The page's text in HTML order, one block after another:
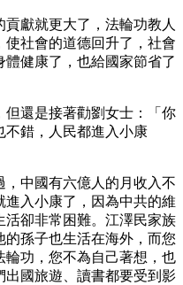
獻就更大了，法輪功教人
社會的道德回升了，社會
健康了，也給國家節省了
還是接著勸劉女士：「你
不錯，人民都進入小康
中國有六億人的月收入不
入小康了，因為中共的維
卻非常困難。江澤民家族
孫子也生活在海外，而您
功，您不為自己著想，也
國旅遊、讀書都要受到影